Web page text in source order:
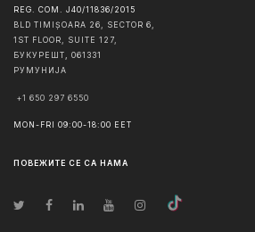
REG. COM. J40/11836/2015
BLD TIMIȘOARA 26, SECTOR 6,
1ST FLOOR, SUITE 127,
БУКУРЕШТ
061331
РУМУНИЈА
+1 650 297 6550
MON-FRI 09:00-18:00 EET
ПОВЕЖИТЕ СЕ СА НАМА